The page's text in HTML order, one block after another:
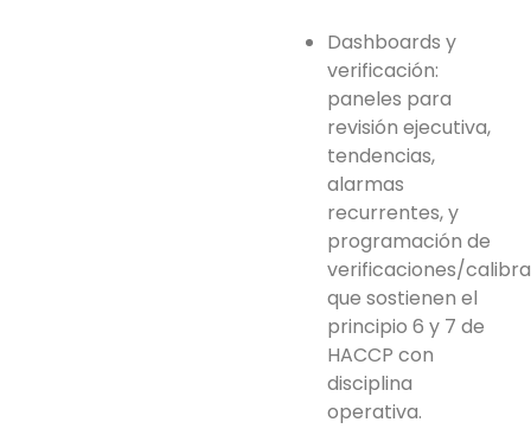
Dashboards y
verificación:
paneles para
revisión ejecutiva,
tendencias,
alarmas
recurrentes, y
programación de
verificaciones/
que sostienen el
principio 6 y 7 de
HACCP con
disciplina
operativa.